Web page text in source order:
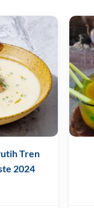
Tren
2024